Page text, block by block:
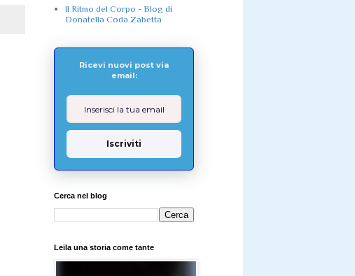
Il Ritmo del Corpo - Blog di
Donatella Coda Zabetta
Ricevi nuovi post via
email:
Iscriviti
Cerca nel blog
Leila una storia come tante